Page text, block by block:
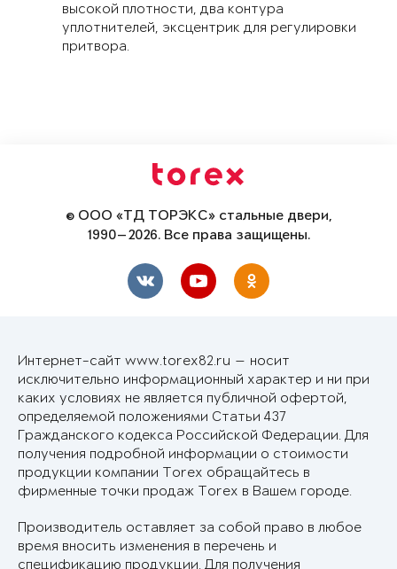
высокой плотности, два контура
уплотнителей, эксцентрик для регулировки
притвора.
© ООО «ТД ТОРЭКС» стальные двери,
1990—2026. Все права защищены.
Интернет-сайт www.torex82.ru — носит
исключительно информационный характер и ни при
каких условиях не является публичной офертой,
определяемой положениями Статьи 437
Гражданского кодекса Российской Федерации. Для
получения подробной информации о стоимости
продукции компании Torex обращайтесь в
фирменные точки продаж Torex в Вашем городе.
Производитель оставляет за собой право в любое
время вносить изменения в перечень и
спецификацию продукции. Для получения